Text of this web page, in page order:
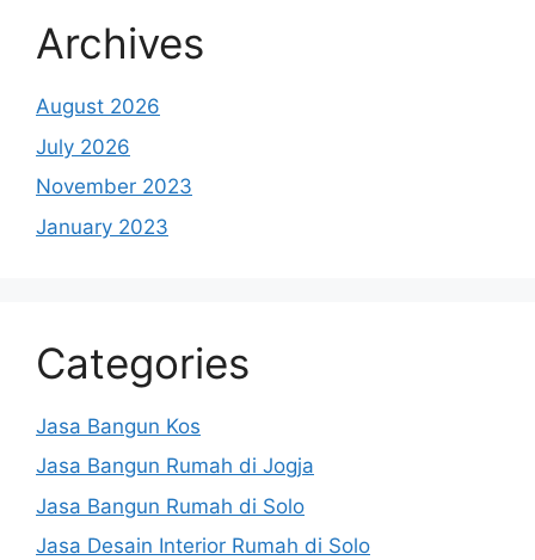
Archives
August 2026
July 2026
November 2023
January 2023
Categories
Jasa Bangun Kos
Jasa Bangun Rumah di Jogja
Jasa Bangun Rumah di Solo
Jasa Desain Interior Rumah di Solo